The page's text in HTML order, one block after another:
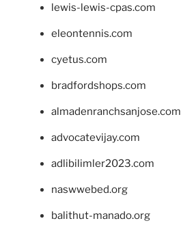
lewis-lewis-cpas.com
eleontennis.com
cyetus.com
bradfordshops.com
almadenranchsanjose.com
advocatevijay.com
adlibilimler2023.com
naswwebed.org
balithut-manado.org